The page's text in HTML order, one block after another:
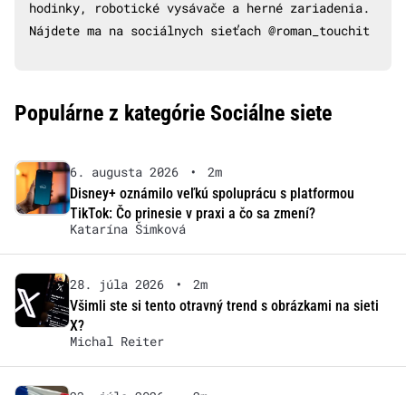
hodinky, robotické vysávače a herné zariadenia.
Nájdete ma na sociálnych sieťach @roman_touchit
Populárne z kategórie Sociálne siete
6. augusta 2026 •
2m
Disney+ oznámilo veľkú spoluprácu s platformou
TikTok: Čo prinesie v praxi a čo sa zmení?
Katarína Šimková
28. júla 2026 •
2m
Všimli ste si tento otravný trend s obrázkami na sieti
X?
Michal Reiter